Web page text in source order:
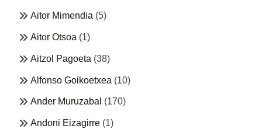
Aitor Mimendia (5)
Aitor Otsoa (1)
Aitzol Pagoeta (38)
Alfonso Goikoetxea (10)
Ander Muruzabal (170)
Andoni Eizagirre (1)